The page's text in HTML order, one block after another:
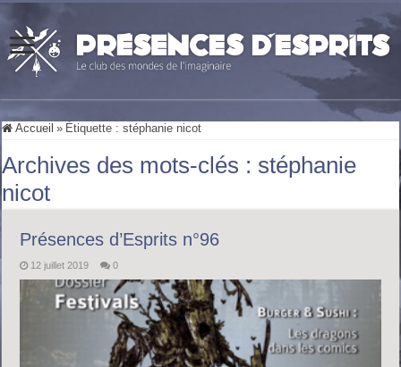
Accueil » Étiquette :stéphanie nicot
Archives des mots-clés : stéphanie
nicot
Présences d’Esprits n°96
12 juillet 2019 0